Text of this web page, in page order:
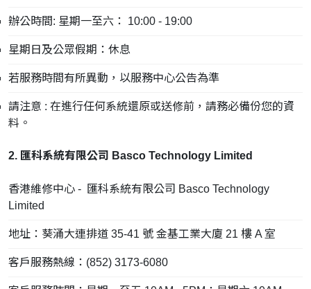
辦公時間: 星期一至六： 10:00 - 19:00
星期日及公眾假期：休息
若服務時間有所異動，以服務中心公告為準
請注意 : 在進行任何系統還原或送修前，請務必備份您的資
料。
2. 匯科系統有限公司 Basco Technology Limited
香港維修中心 - 匯科系統有限公司 Basco Technology
Limited
地址：葵涌大連排道 35-41 號 金基工業大廈 21 樓 A 室
客戶服務熱線：(852) 3173-6080